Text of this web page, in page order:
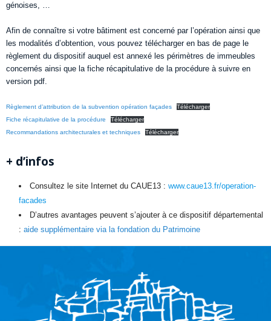
génoises, …
Afin de connaître si votre bâtiment est concerné par l’opération ainsi que
les modalités d’obtention, vous pouvez télécharger en bas de page le
règlement du dispositif auquel est annexé les périmètres de immeubles
concernés ainsi que la fiche récapitulative de la procédure à suivre en
version pdf.
Règlement d’attribution de la subvention opération façades
Télécharger
Fiche récapitulative de la procédure
Télécharger
Recommandations architecturales et techniques
Télécharger
+ d’infos
Consultez le site Internet du CAUE13 : www.caue13.fr/operation-
facades
D’autres avantages peuvent s’ajouter à ce dispositif départemental
: aide supplémentaire via la fondation du Patrimoine